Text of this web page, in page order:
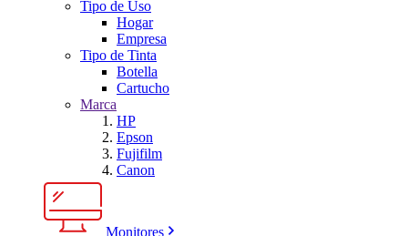
Tipo de Uso
Hogar
Empresa
Tipo de Tinta
Botella
Cartucho
Marca
HP
Epson
Fujifilm
Canon
Monitores